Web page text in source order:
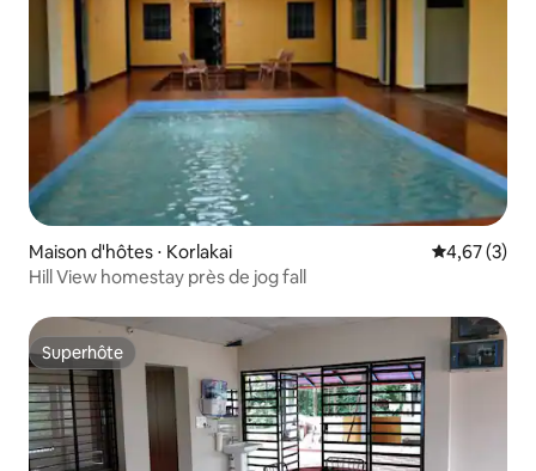
Maison d'hôtes ⋅ Korlakai Évaluation
4,67 (3)
Hill View homestay près de jog fall
Superhôte
Superhôte